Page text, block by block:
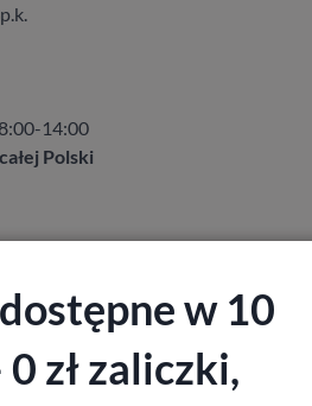
14:00
całej Polski
w 10
zł zaliczki,